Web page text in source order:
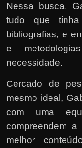
Nessa busca,
tudo que
bibliografias; e
e
necessidade.
Cercado de
mesmo ideal,
com uma
compreendem
melhor